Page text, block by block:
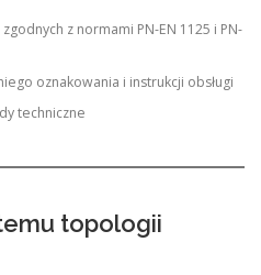
z normami PN-EN 1125 i PN-
oznakowania i instrukcji obsługi
techniczne
topologii